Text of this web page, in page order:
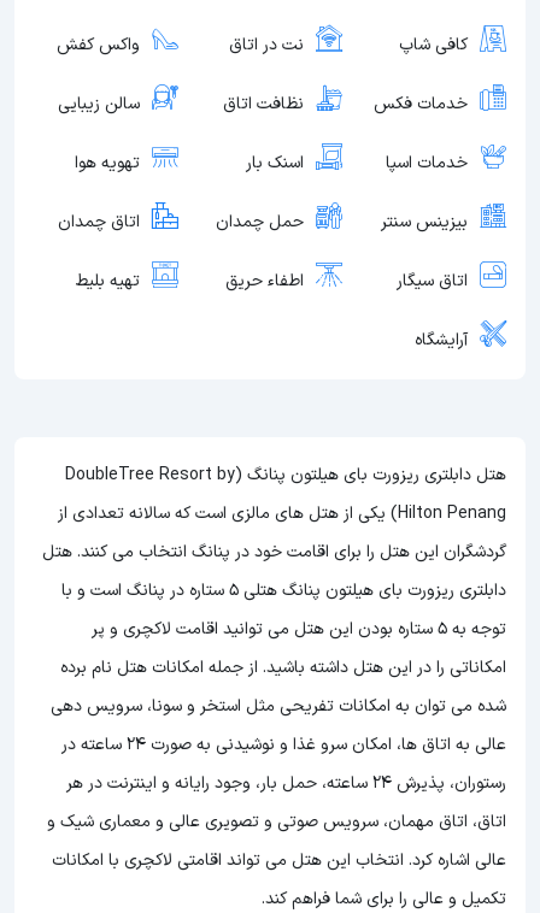
کافی شاپ نت در اتاق واکس کفش
خدمات فکس نظافت اتاق سالن زیبایی
خدمات اسپا اسنک بار تهویه هوا
بیزینس سنتر حمل چمدان اتاق چمدان
اتاق سیگار اطفاء حریق تهیه بلیط
آرایشگاه
هتل دابلتری ریزورت بای هیلتون پنانگ (DoubleTree Resort by
Hilton Penang) یکی از هتل های مالزی است که سالانه تعدادی از
گردشگران این هتل را برای اقامت خود در پنانگ انتخاب می کنند. هتل
دابلتری ریزورت بای هیلتون پنانگ هتلی 5 ستاره در پنانگ است و با
توجه به 5 ستاره بودن این هتل
می توانید اقامت لاکچری و پر
امکاناتی را در این هتل داشته باشید. از جمله امکانات هتل نام برده
شده می توان به امکانات تفریحی مثل استخر و سونا، سرویس دهی
عالی به اتاق ها، امکان سرو غذا و نوشیدنی به صورت 24 ساعته در
رستوران، پذیرش 24 ساعته، حمل بار، وجود رایانه و اینترنت در هر
اتاق، اتاق مهمان، سرویس صوتی و تصویری عالی و معماری شیک و
عالی اشاره کرد. انتخاب این هتل می تواند اقامتی لاکچری با امکانات
تکمیل و عالی را برای شما فراهم کند.